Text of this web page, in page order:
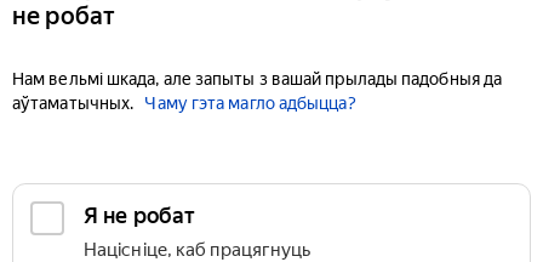
не робат
Нам вельмі шкада, але запыты з вашай прылады падобныя да
аўтаматычных.
Чаму гэта магло адбыцца?
Я не робат
Націсніце, каб працягнуць